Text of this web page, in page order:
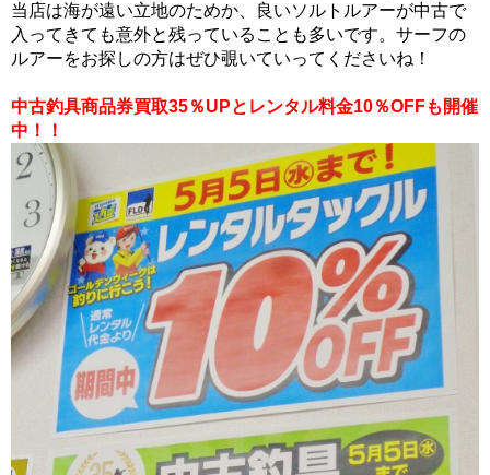
当店は海が遠い立地のためか、良いソルトルアーが中古で
入ってきても意外と残っていることも多いです。サーフの
ルアーをお探しの方はぜひ覗いていってくださいね！
中古釣具商品券買取35％UPとレンタル料金10％OFFも開催
中！！